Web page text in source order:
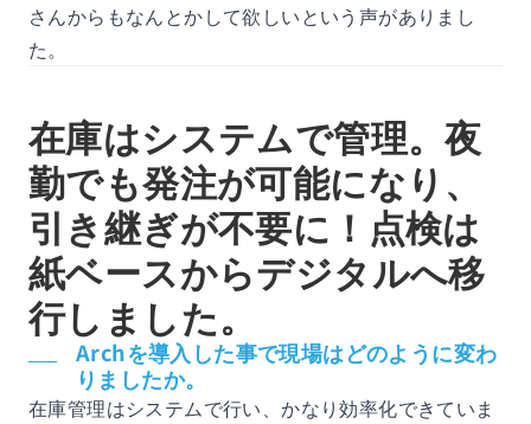
さんからもなんとかして欲しいという声がありまし
た。
在庫はシステムで管理。夜
勤でも発注が可能になり、
引き継ぎが不要に！点検は
紙ベースからデジタルへ移
行しました。
Archを導入した事で現場はどのように変わ
りましたか。
在庫管理はシステムで行い、かなり効率化できていま